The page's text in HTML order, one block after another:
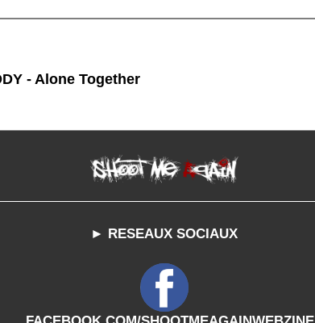
- Alone Together
► RESEAUX SOCIAUX